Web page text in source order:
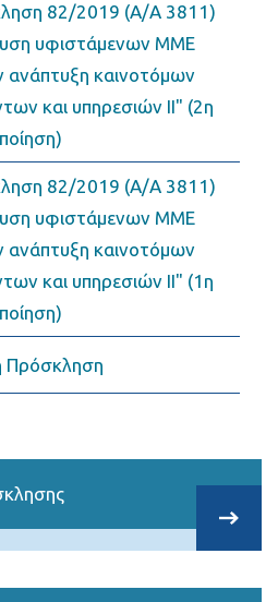
82/2019 (Α/Α 3811)
υφιστάμενων ΜΜΕ
ανάπτυξη καινοτόμων
και υπηρεσιών II" (2η
82/2019 (Α/Α 3811)
υφιστάμενων ΜΜΕ
ανάπτυξη καινοτόμων
και υπηρεσιών II" (1η
Πρόσκληση